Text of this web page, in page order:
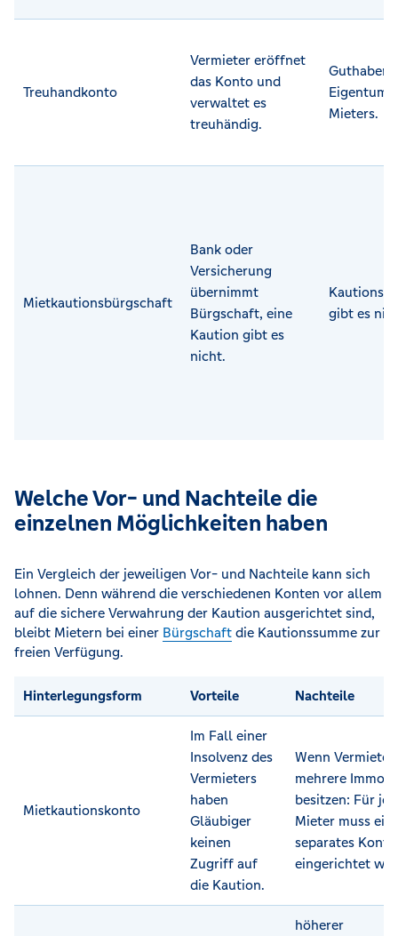
Treuhandkonto
Vermieter eröffnet
das Konto und
verwaltet es
treuhändig.
Guthaben
Eigentum
Mieters.
Mietkautionsbürgschaft
Bank oder
Versicherung
übernimmt
Bürgschaft, eine
Kaution gibt es
nicht.
gibt es
Welche Vor- und Nachteile die
einzelnen Möglichkeiten haben
Ein Vergleich der jeweiligen Vor- und Nachteile kann sich
lohnen. Denn während die verschiedenen Konten vor allem
auf die sichere Verwahrung der Kaution ausgerichtet sind,
bleibt Mietern bei einer Bürgschaft die Kautionssumme zur
freien Verfügung.
Hinterlegungsform Vorteile Nachteile
Mietkautionskonto
Im Fall einer
Insolvenz des
Vermieters
haben
Gläubiger
keinen
Zugriff auf
die Kaution.
Wenn Vermieter
mehrere
besitzen: Für
Mieter muss ein
separates Konto
eingerichtet
höherer